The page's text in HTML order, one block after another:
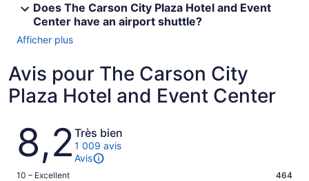
Does The Carson City Plaza Hotel and Event
Center have an airport shuttle?
Afficher plus
Avis pour The Carson City
Plaza Hotel and Event Center
Avis
8,2 Très bien
1 009 avis
Avis
Note
10 – Excellent 464